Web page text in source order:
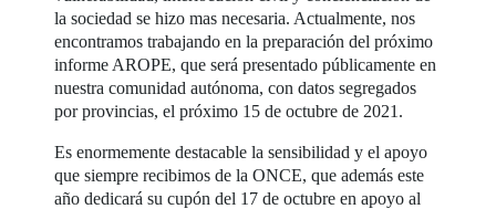
la sociedad se hizo mas necesaria. Actualmente, nos
encontramos trabajando en la preparación del próximo
informe AROPE, que será presentado públicamente en
nuestra comunidad autónoma, con datos segregados
por provincias, el próximo 15 de octubre de 2021.
Es enormemente destacable la sensibilidad y el apoyo
que siempre recibimos de la ONCE, que además este
año dedicará su cupón del 17 de octubre en apoyo al